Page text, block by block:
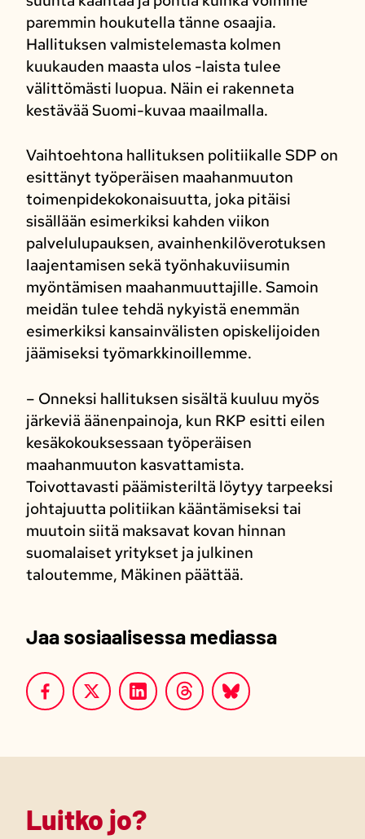
paremmin houkutella tänne osaajia.
Hallituksen valmistelemasta kolmen
kuukauden maasta ulos -laista tulee
välittömästi luopua. Näin ei rakenneta
kestävää Suomi-kuvaa maailmalla.
Vaihtoehtona hallituksen politiikalle SDP on
esittänyt työperäisen maahanmuuton
toimenpidekokonaisuutta, joka pitäisi
sisällään esimerkiksi kahden viikon
palvelulupauksen, avainhenkilöverotuksen
laajentamisen sekä työnhakuviisumin
myöntämisen maahanmuuttajille. Samoin
meidän tulee tehdä nykyistä enemmän
esimerkiksi kansainvälisten opiskelijoiden
jäämiseksi työmarkkinoillemme.
– Onneksi hallituksen sisältä kuuluu myös
järkeviä äänenpainoja, kun RKP esitti eilen
kesäkokouksessaan työperäisen
maahanmuuton kasvattamista.
Toivottavasti päämisteriltä löytyy tarpeeksi
johtajuutta politiikan kääntämiseksi tai
muutoin siitä maksavat kovan hinnan
suomalaiset yritykset ja julkinen
taloutemme, Mäkinen päättää.
Jaa sosiaalisessa mediassa
Luitko jo?